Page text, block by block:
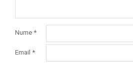
Nume *
Email *